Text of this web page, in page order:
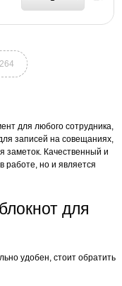
для любого сотрудника,
записей на совещаниях,
заметок. Качественный и
работе, но и является
для
удобен, стоит обратить